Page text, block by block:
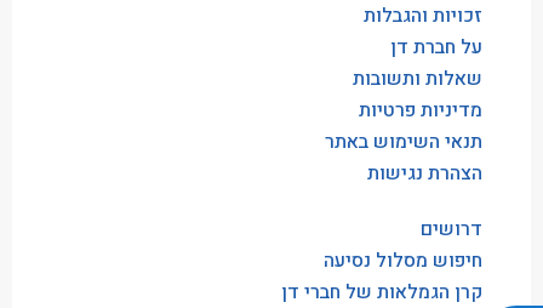
זכויות והגבלות
על חברת דן
שאלות ותשובות
מדיניות פרטיות
תנאי השימוש באתר
הצהרת נגישות
דרושים
חיפוש מסלול נסיעה
קרן הגמלאות של חברי דן